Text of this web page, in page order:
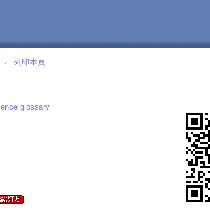
‧
列印本頁
glossary